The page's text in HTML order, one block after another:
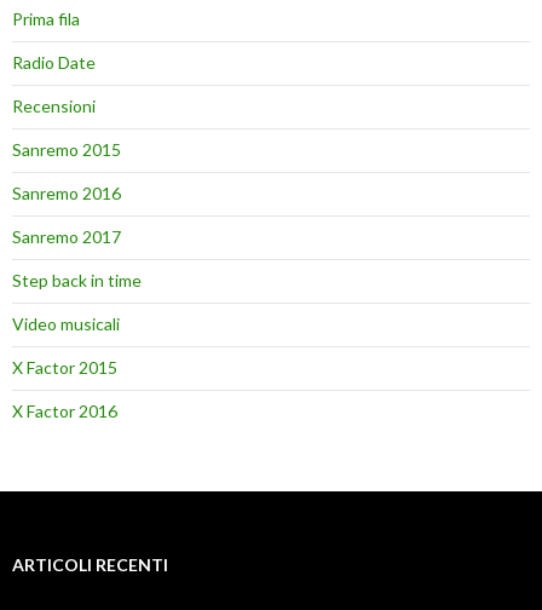
Prima fila
Radio Date
Recensioni
Sanremo 2015
Sanremo 2016
Sanremo 2017
Step back in time
Video musicali
X Factor 2015
X Factor 2016
ARTICOLI RECENTI